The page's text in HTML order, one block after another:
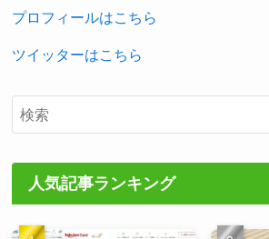
プロフィールはこちら
ツイッターはこちら
人気記事ランキング